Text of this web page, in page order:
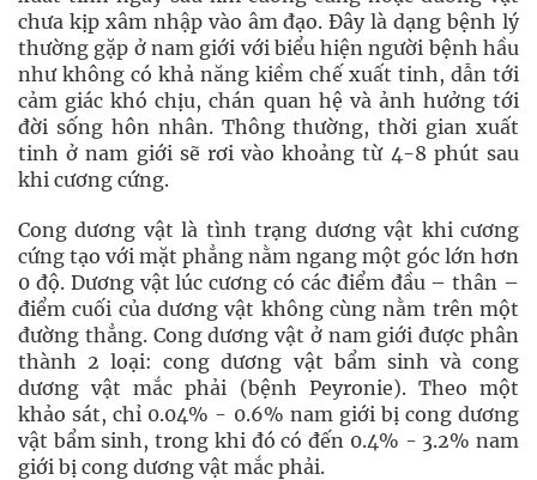
chưa kịp xâm nhập vào âm đạo. Đây là dạng bệnh lý
thường gặp ở nam giới với biểu hiện người bệnh hầu
như không có khả năng kiềm chế xuất tinh, dẫn tới
cảm giác khó chịu, chán quan hệ và ảnh hưởng tới
đời sống hôn nhân. Thông thường, thời gian xuất
tinh ở nam giới sẽ rơi vào khoảng từ 4-8 phút sau
khi cương cứng.
Cong dương vật là tình trạng dương vật khi cương
cứng tạo với mặt phẳng nằm ngang một góc lớn hơn
0 độ. Dương vật lúc cương có các điểm đầu – thân –
điểm cuối của dương vật không cùng nằm trên một
đường thẳng. Cong dương vật ở nam giới được phân
thành 2 loại: cong dương vật bẩm sinh và cong
dương vật mắc phải (bệnh Peyronie). Theo một
khảo sát, chỉ 0.04% - 0.6% nam giới bị cong dương
vật bẩm sinh, trong khi đó có đến 0.4% - 3.2% nam
giới bị cong dương vật mắc phải.